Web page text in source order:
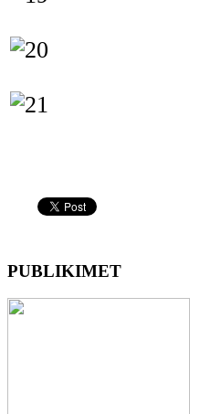
PUBLIKIMET